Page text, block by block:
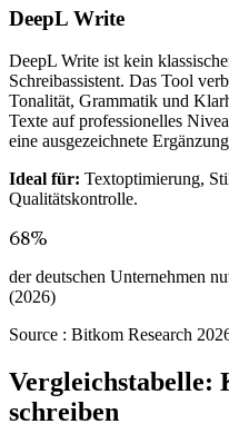
DeepL Write
DeepL Write ist kein
Schreibassistent. Das Tool
Tonalität, Grammatik und
Texte auf professionelles
eine ausgezeichnete
Ideal für: Textoptimierung,
Qualitätskontrolle.
68%
der deutschen Unternehmen
(2026)
Source : Bitkom Research
Vergleichstabelle:
schreiben